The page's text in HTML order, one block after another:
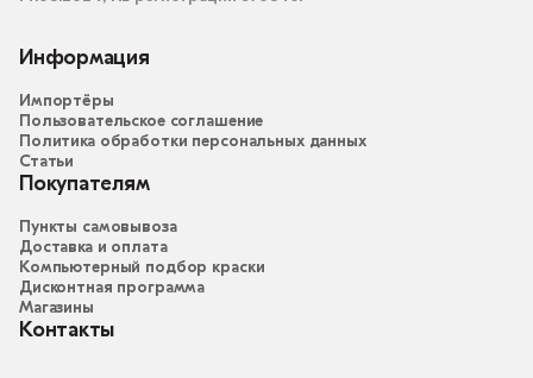
Информация
Импортёры
Пользовательское соглашение
Политика обработки персональных данных
Статьи
Покупателям
Пункты самовывоза
Доставка и оплата
Компьютерный подбор краски
Дисконтная программа
Магазины
Контакты